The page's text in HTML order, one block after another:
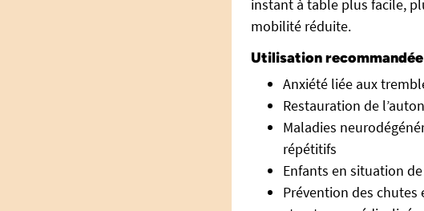
instant à table plus facile,
mobilité réduite.
Utilisation recommandée
Anxiété liée aux
Restauration de
Maladies
répétitifs
Enfants en situation
Prévention des chutes